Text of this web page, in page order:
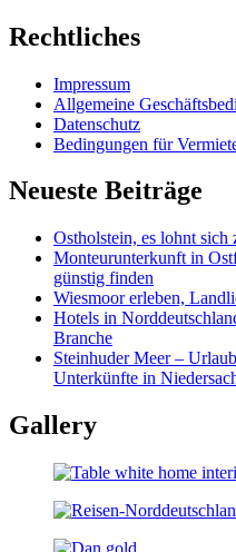
Rechtliches
Impressum
Allgemeine
Datenschutz
Bedingungen für
Neueste Beiträge
Ostholstein, es lohnt sich
Monteurunterkunft in
günstig finden
Wiesmoor erleben,
Hotels in
Branche
Steinhuder Meer –
Unterkünfte in
Gallery